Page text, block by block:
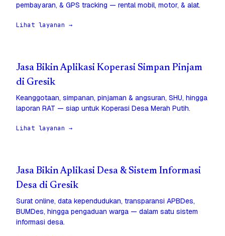
pembayaran, & GPS tracking — rental mobil, motor, & alat.
Lihat layanan →
Jasa Bikin Aplikasi Koperasi Simpan Pinjam
di Gresik
Keanggotaan, simpanan, pinjaman & angsuran, SHU, hingga
laporan RAT — siap untuk Koperasi Desa Merah Putih.
Lihat layanan →
Jasa Bikin Aplikasi Desa & Sistem Informasi
Desa di Gresik
Surat online, data kependudukan, transparansi APBDes,
BUMDes, hingga pengaduan warga — dalam satu sistem
informasi desa.